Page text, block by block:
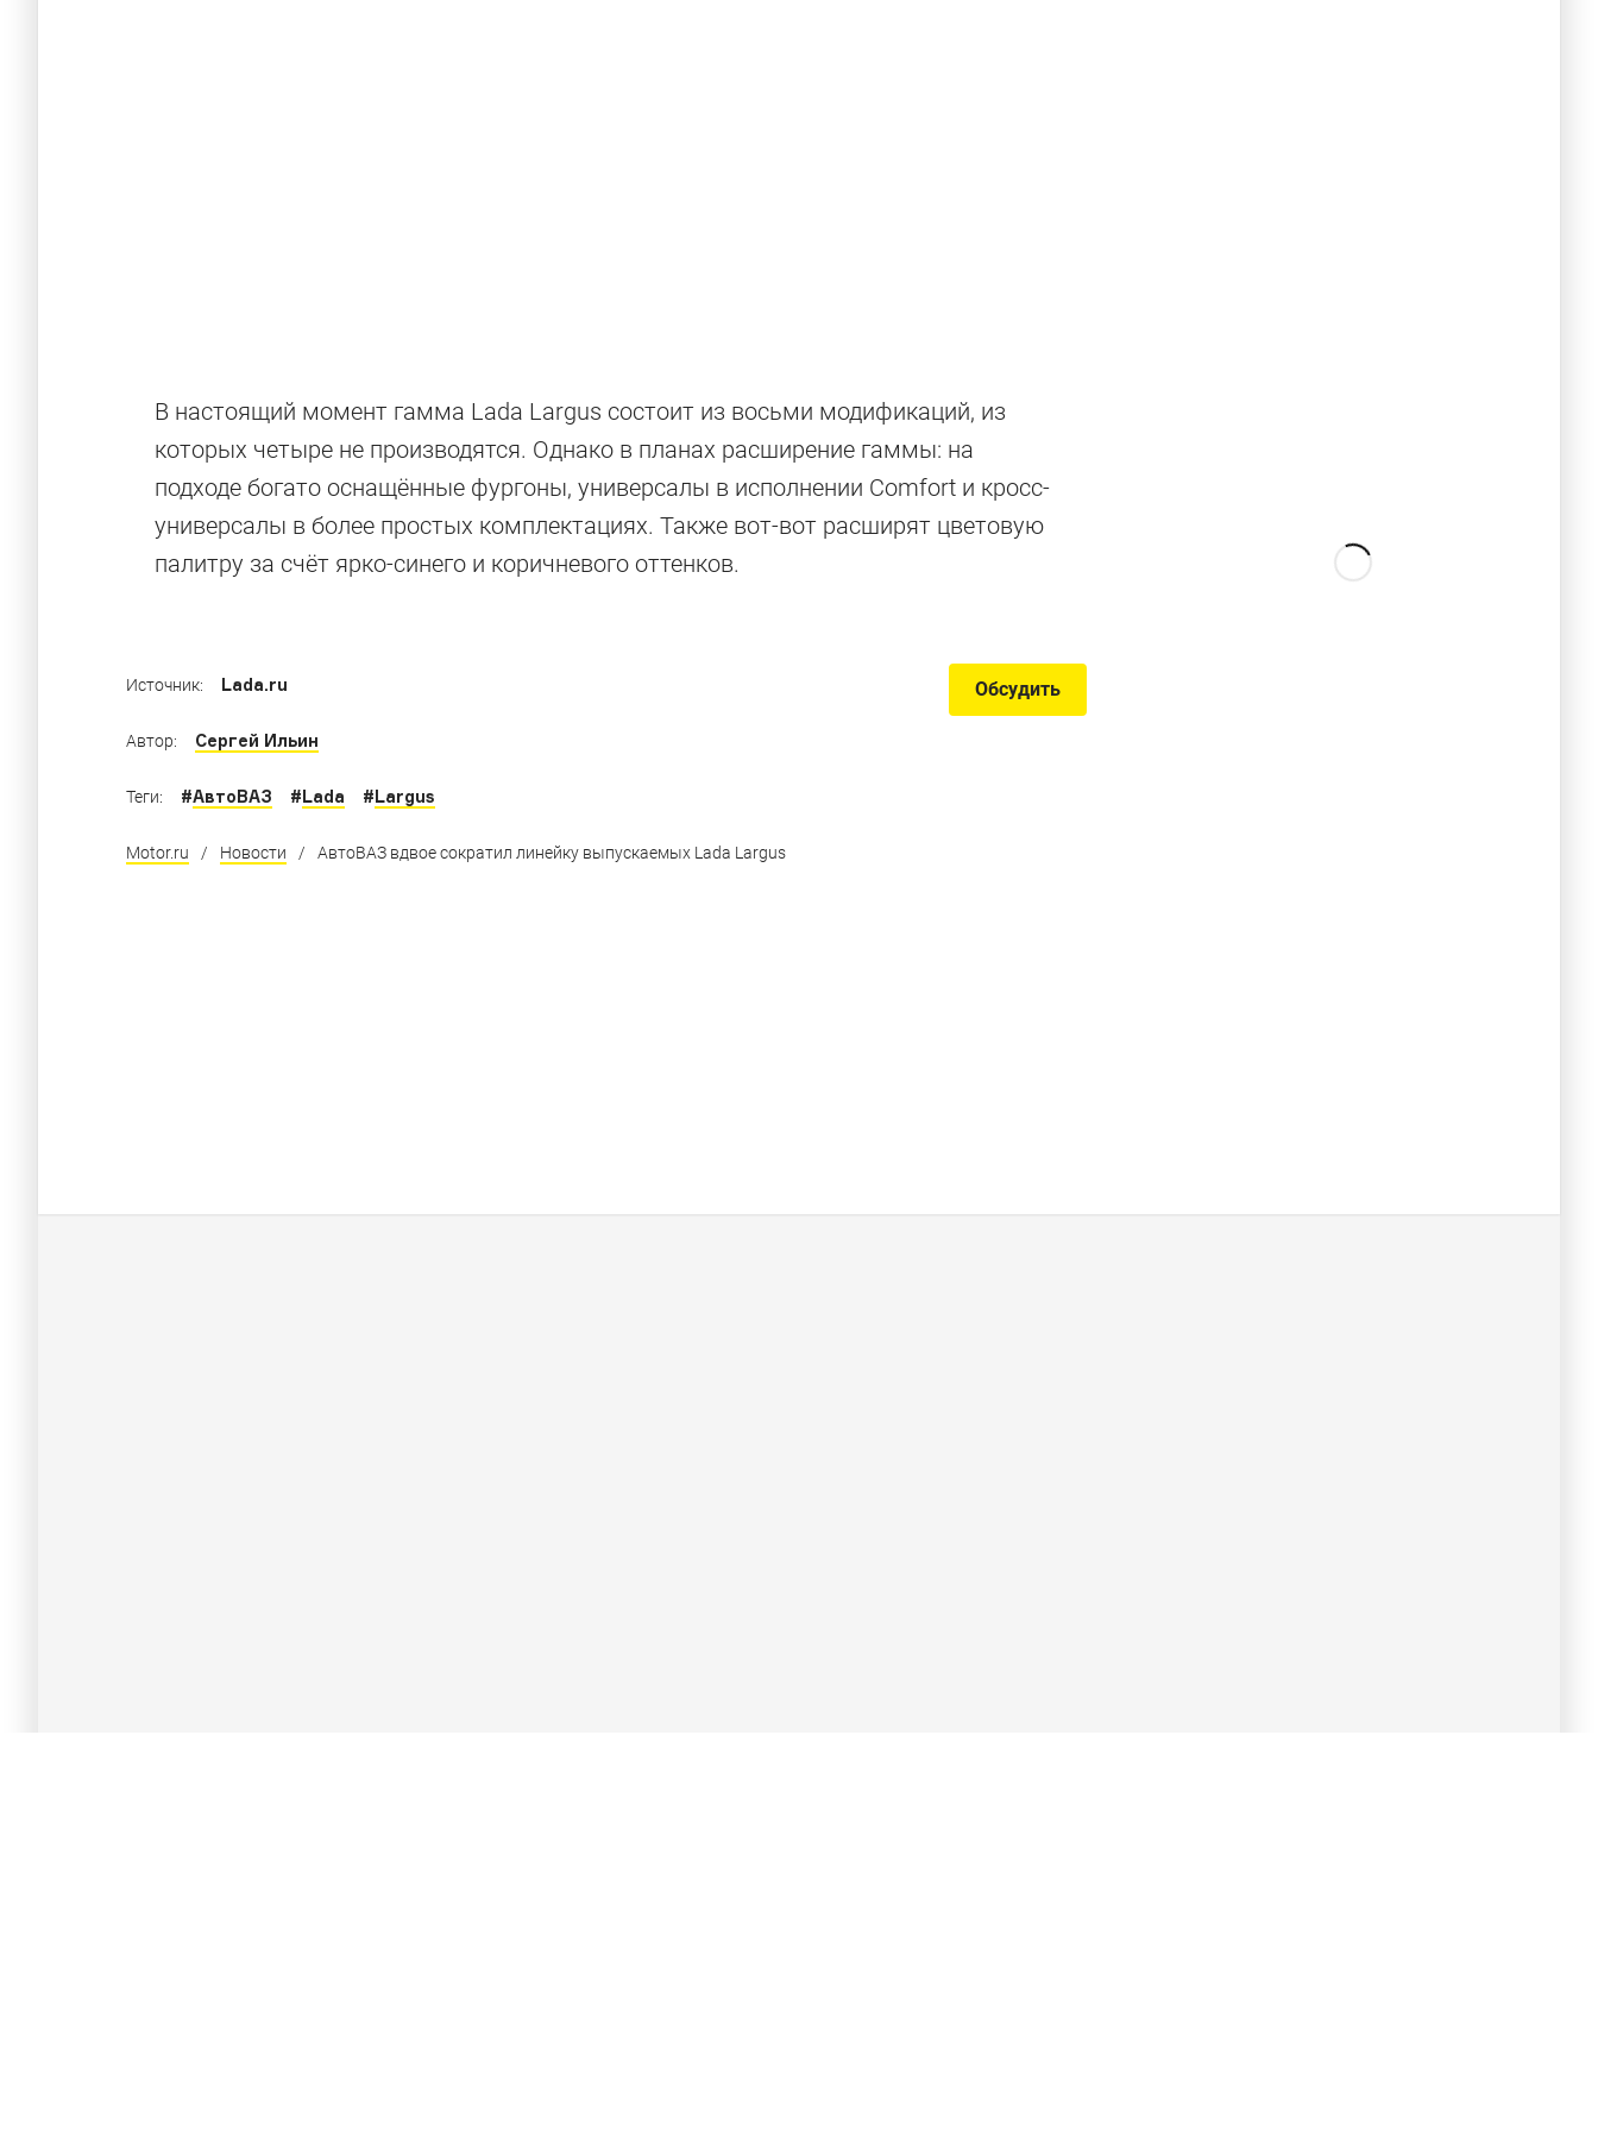
В настоящий момент гамма Lada Largus состоит из восьми модификаций, из
которых четыре не производятся. Однако в планах расширение гаммы: на
подходе богато оснащённые фургоны, универсалы в исполнении Comfort и кросс-
универсалы в более простых комплектациях. Также вот-вот расширят цветовую
палитру за счёт ярко-синего и коричневого оттенков.
Новые русские 2024 года
Вспоминаем модели российских марок, запущенные в ушедшем году
Обсудить
Источник: Lada.ru
Автор: Сергей Ильин
Теги: #АвтоВАЗ #Lada #Largus
Motor.ru / Новости / АвтоВАЗ вдвое сократил линейку выпускаемых Lada Largus